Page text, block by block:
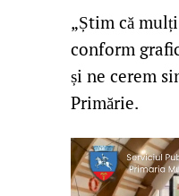
„Știm că
conform
și ne cerem
Primărie.